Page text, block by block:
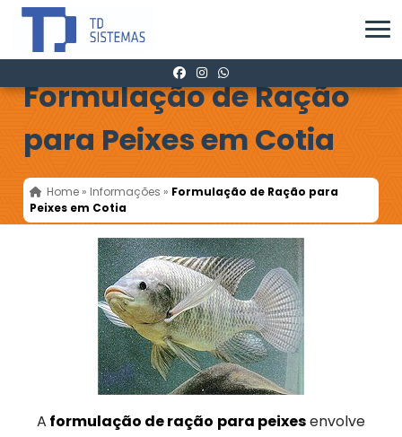
Formulação de Ração
para Peixes em Cotia
Home » Informações » Formulação de Ração para
Peixes em Cotia
A formulação de ração para peixesenvolve